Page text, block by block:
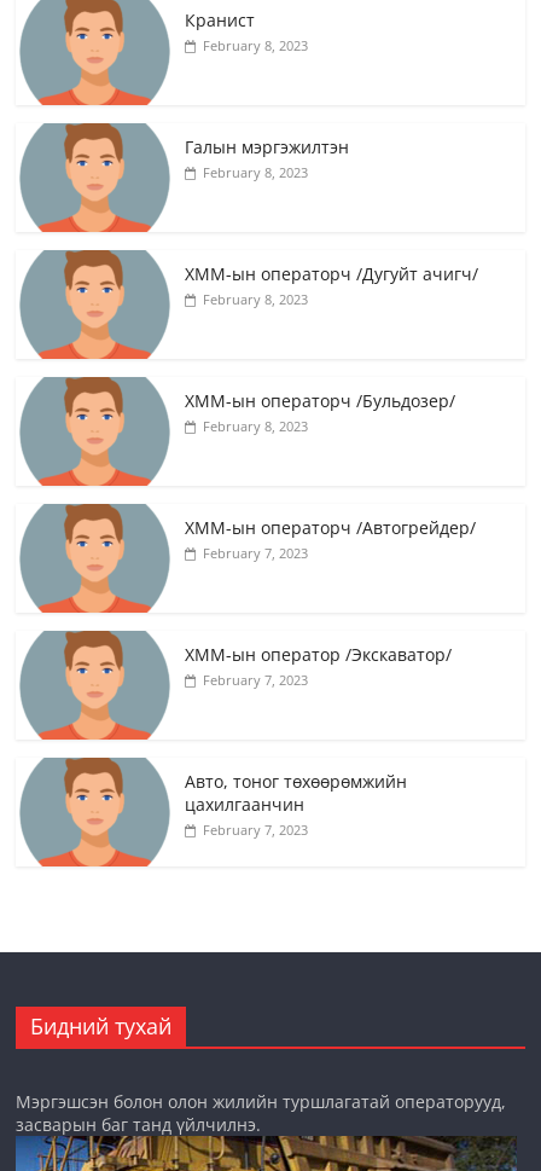
Кранист
February 8, 2023
Галын мэргэжилтэн
February 8, 2023
ХММ-ын операторч /Дугуйт ачигч/
February 8, 2023
ХММ-ын операторч /Бульдозер/
February 8, 2023
ХММ-ын операторч /Автогрейдер/
February 7, 2023
ХММ-ын оператор /Экскаватор/
February 7, 2023
Авто, тоног төхөөрөмжийн
цахилгаанчин
February 7, 2023
Бидний тухай
Мэргэшсэн болон олон жилийн туршлагатай операторууд,
засварын баг танд үйлчилнэ.